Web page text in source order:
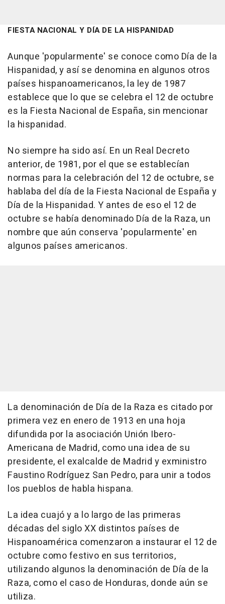
FIESTA NACIONAL Y DÍA DE LA HISPANIDAD
Aunque 'popularmente' se conoce como Día de la
Hispanidad, y así se denomina en algunos otros
países hispanoamericanos, la ley de 1987
establece que lo que se celebra el 12 de octubre
es la Fiesta Nacional de España, sin mencionar
la hispanidad.
No siempre ha sido así. En un Real Decreto
anterior, de 1981, por el que se establecían
normas para la celebración del 12 de octubre, se
hablaba del día de la Fiesta Nacional de España y
Día de la Hispanidad. Y antes de eso el 12 de
octubre se había denominado Día de la Raza, un
nombre que aún conserva 'popularmente' en
algunos países americanos.
La denominación de Día de la Raza es citado por
primera vez en enero de 1913 en una hoja
difundida por la asociación Unión Ibero-
Americana de Madrid, como una idea de su
presidente, el exalcalde de Madrid y exministro
Faustino Rodríguez San Pedro, para unir a todos
los pueblos de habla hispana.
La idea cuajó y a lo largo de las primeras
décadas del siglo XX distintos países de
Hispanoamérica comenzaron a instaurar el 12 de
octubre como festivo en sus territorios,
utilizando algunos la denominación de Día de la
Raza, como el caso de Honduras, donde aún se
utiliza.